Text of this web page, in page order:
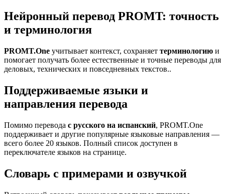
Нейронный перевод PROMT: точность
и терминология
PROMT.One учитывает контекст, сохраняет терминологию и
помогает получать более естественные и точные переводы для
деловых, технических и повседневных текстов..
Поддерживаемые языки и
направления перевода
Помимо перевода с русского на испанский, PROMT.One
поддерживает и другие популярные языковые направления —
всего более 20 языков. Полный список доступен в
переключателе языков на странице.
Словарь с примерами и озвучкой